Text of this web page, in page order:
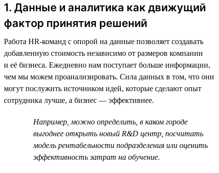
1. Данные и аналитика как движущий
фактор принятия решений
Работа HR-команд с опорой на данные позволяет создавать
добавленную стоимость независимо от размеров компании
и её бизнеса. Ежедневно нам поступает больше информации,
чем мы можем проанализировать. Сила данных в том, что они
могут послужить источником идей, которые сделают опыт
сотрудника лучше, а бизнес — эффективнее.
Например, можно определить, в каком городе
выгоднее открыть новый R&D центр, посчитать
модель рентабельности подразделения или оценить
эффективность затрат на обучение.